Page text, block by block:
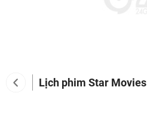
Lịch phim Star Movies